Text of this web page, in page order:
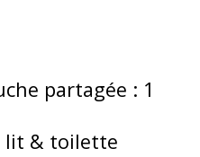
partagée : 1
lit & toilette